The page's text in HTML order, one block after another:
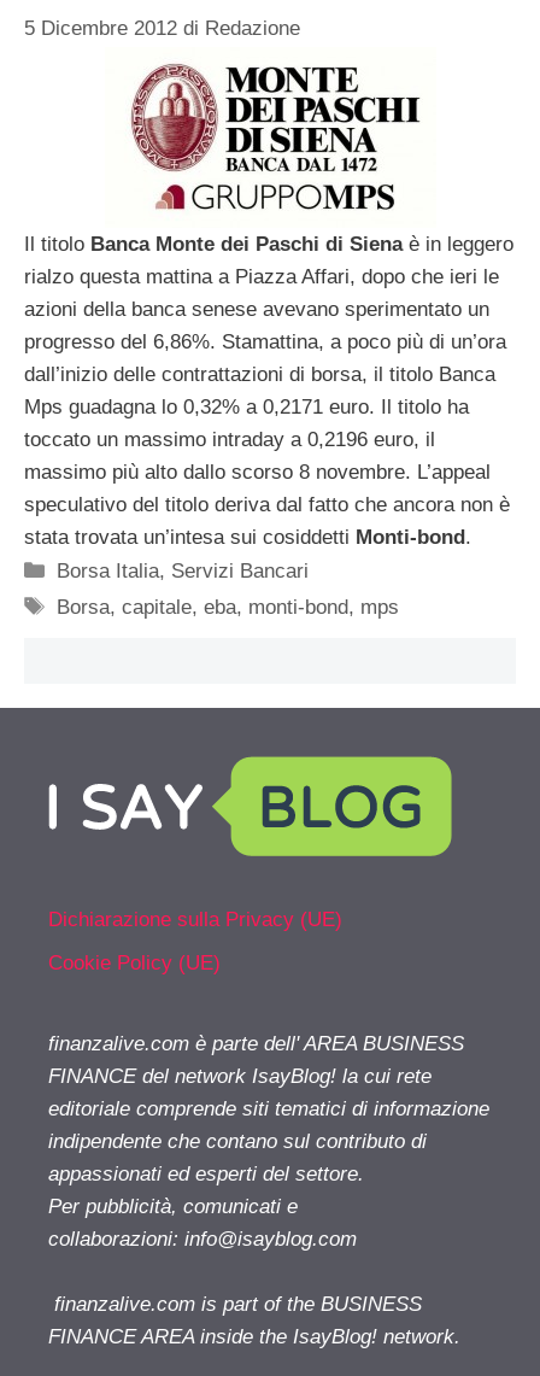
5 Dicembre 2012 di Redazione
Il titolo Banca Monte dei Paschi di Siena è in leggero
rialzo questa mattina a Piazza Affari, dopo che ieri le
azioni della banca senese avevano sperimentato un
progresso del 6,86%. Stamattina, a poco più di un’ora
dall’inizio delle contrattazioni di borsa, il titolo Banca
Mps guadagna lo 0,32% a 0,2171 euro. Il titolo ha
toccato un massimo intraday a 0,2196 euro, il
massimo più alto dallo scorso 8 novembre. L’appeal
speculativo del titolo deriva dal fatto che ancora non è
stata trovata un’intesa sui cosiddetti Monti-bond .
Categorie
Borsa Italia, Servizi Bancari
Tag
Borsa,capitale,eba, monti-bond, mps
Dichiarazione sulla Privacy (UE)
Cookie Policy (UE)
finanzalive.com è parte dell' AREA BUSINESS
FINANCE del network IsayBlog! la cui rete
editoriale comprende siti tematici di informazione
indipendente che contano sul contributo di
appassionati ed esperti del settore.
Per pubblicità, comunicati e
collaborazioni: info@isayblog.com
finanzalive.com is part of the BUSINESS
FINANCE AREA inside the IsayBlog! network.